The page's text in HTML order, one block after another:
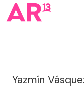
Yazmín